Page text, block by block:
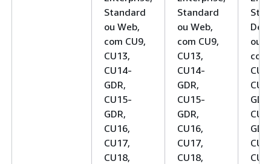
Standard
ou Web,
com CU9,
CU13,
CU14-
GDR,
CU15-
GDR,
CU16,
CU17,
CU18,
Standard
ou Web,
com CU9,
CU13,
CU14-
GDR,
CU15-
GDR,
CU16,
CU17,
CU18,
ou
com